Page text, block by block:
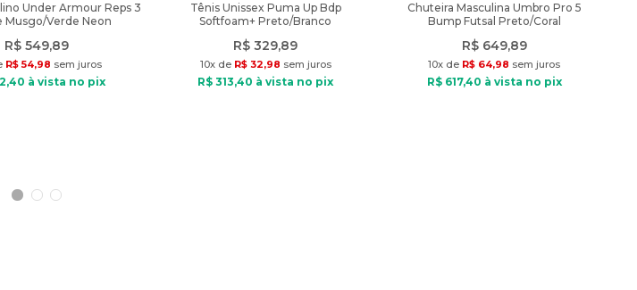
Under Armour Reps 3
Musgo/Verde Neon
R$ 549,89
R$ 54,98 sem juros
,40 à vista no pix
Tênis Unissex Puma Up Bdp
Softfoam+ Preto/Branco
R$ 329,89
10x de R$ 32,98 sem juros
R$ 313,40 à vista no pix
Chuteira Masculina Umbro Pro 5
Bump Futsal Preto/Coral
R$ 649,89
10x de R$ 64,98 sem juros
R$ 617,40 à vista no pix